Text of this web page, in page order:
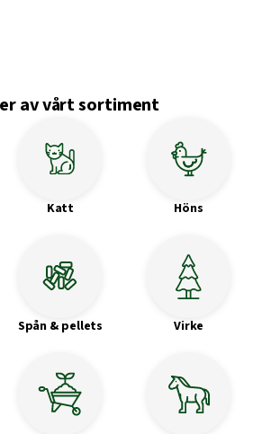
av vårt sortiment
Katt Höns
Spån & pellets Virke